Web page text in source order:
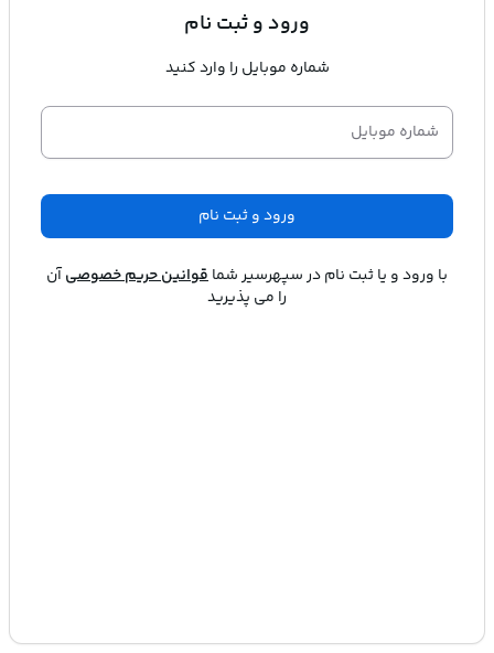
ورود و ثبت نام
شماره موبایل را وارد کنید
شماره موبایل
ورود و ثبت نام
با ورود و یا ثبت نام درسپهرسیرشماقوانین حریم خصوصیآن
را می پذیرید